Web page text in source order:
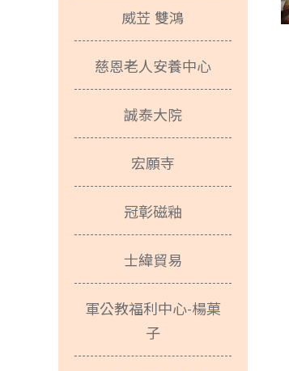
威苙 雙鴻
慈恩老人安養中心
誠泰大院
宏願寺
冠彰磁釉
士緯貿易
軍公教福利中心-楊菓
子